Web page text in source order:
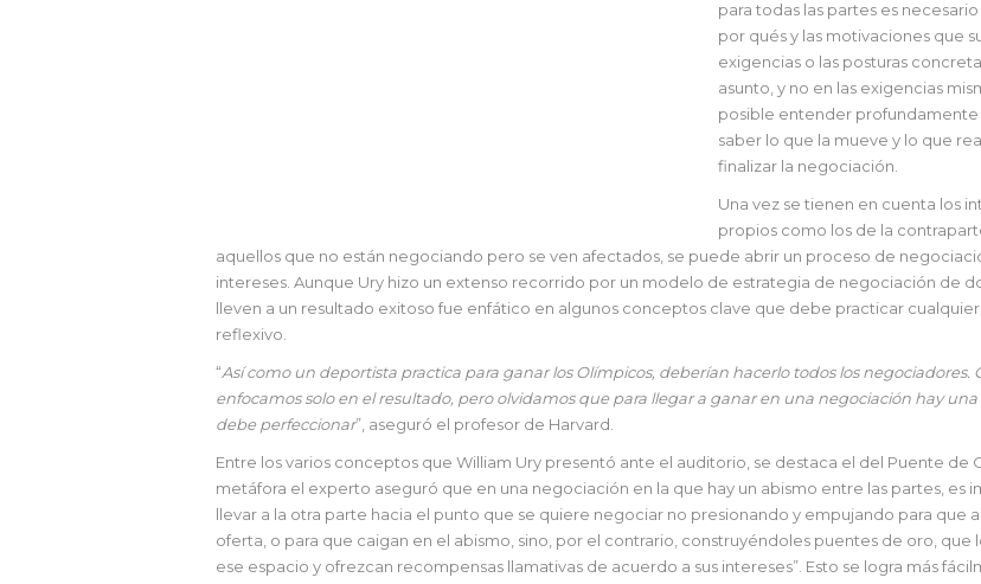
para todas las partes es
por qués y las motivaciones que
exigencias o las posturas
asunto, y no en las exigencias
posible entender profundamente
saber lo que la mueve y lo que
finalizar la negociación.
Una vez se tienen en cuenta los
propios como los de la
aquellos que no están negociando pero se ven afectados, se puede abrir un proceso de
intereses. Aunque Ury hizo un extenso recorrido por un modelo de estrategia de negociación de
lleven a un resultado exitoso fue enfático en algunos conceptos clave que debe practicar
reflexivo.
“Así como un deportista practica para ganar los Olímpicos, deberían hacerlo todos los negociadores.
enfocamos solo en el resultado, pero olvidamos que para llegar a ganar en una negociación hay
debe perfeccionar”, aseguró el profesor de Harvard.
Entre los varios conceptos que William Ury presentó ante el auditorio, se destaca el del Puente de
metáfora el experto aseguró que en una negociación en la que hay un abismo entre las partes, es
llevar a la otra parte hacia el punto que se quiere negociar no presionando y empujando para que
oferta, o para que caigan en el abismo, sino, por el contrario, construyéndoles puentes de oro, que
ese espacio y ofrezcan recompensas llamativas de acuerdo a sus intereses”. Esto se logra más